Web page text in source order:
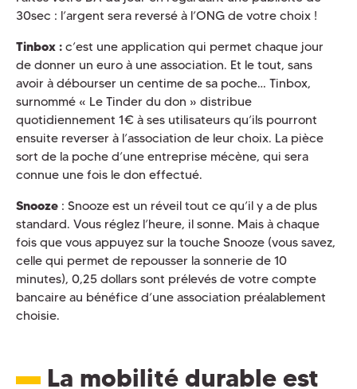
30sec : l’argent sera reversé à l’ONG de votre choix !
Tinbox : c’est une application qui permet chaque jour
de donner un euro à une association. Et le tout, sans
avoir à débourser un centime de sa poche… Tinbox,
surnommé « Le Tinder du don » distribue
quotidiennement 1€ à ses utilisateurs qu’ils pourront
ensuite reverser à l’association de leur choix. La pièce
sort de la poche d’une entreprise mécène, qui sera
connue une fois le don effectué.
Snooze: Snooze est un réveil tout ce qu’il y a de plus
standard. Vous réglez l’heure, il sonne. Mais à chaque
fois que vous appuyez sur la touche Snooze (vous savez,
celle qui permet de repousser la sonnerie de 10
minutes), 0,25 dollars sont prélevés de votre compte
bancaire au bénéfice d’une association préalablement
choisie.
La mobilité durable est